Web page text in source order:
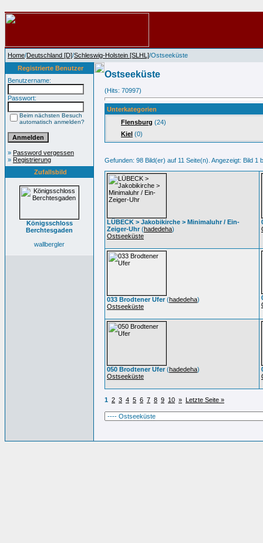
Home/Deutschland [D]/Schleswig-Holstein [SLHL]/Ostseeküste
Registrierte Benutzer
Benutzername:
Passwort:
Beim nächsten Besuch
automatisch anmelden?
» Password vergessen
» Registrierung
Zufallsbild
Königsschloss
Berchtesgaden
wallbergler
Ostseeküste
(Hits: 70997)
Unterkategorien
Flensburg (24)
Kiel (0)
Gefunden: 98 Bild(er) auf 11 Seite(n). Angezeigt: Bild 1
LÜBECK > Jakobikirche > Minimaluhr / Ein-
Zeiger-Uhr(hadedeha)
Ostseeküste
033 Brodtener Ufer(hadedeha)
Ostseeküste
050 Brodtener Ufer(hadedeha)
Ostseeküste
1 2 3 4 5 6 7 8 9 10 » Letzte Seite »